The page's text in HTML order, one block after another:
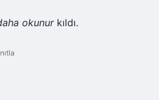
okunurkıldı.